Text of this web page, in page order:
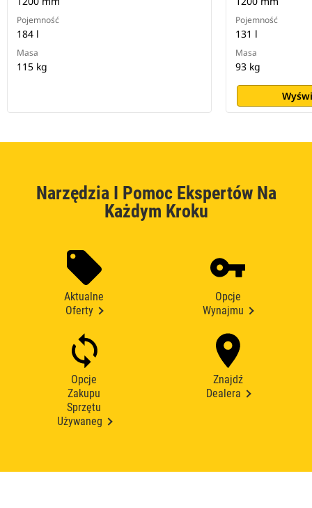
Pojemność
184 l
Masa
115 kg
Pojemność
131 l
Masa
93 kg
Narzędzia I Pomoc Ekspertów Na
Każdym Kroku
Aktualne
Oferty
Opcje
Wynajmu
Opcje
Zakupu
Sprzętu
Używaneg
Znajdź
Dealera